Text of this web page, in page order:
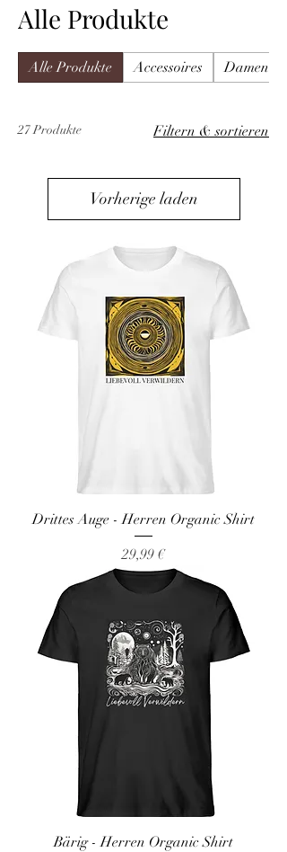
Alle Produkte
Alle Produkte Accessoires
27 Produkte Filtern & sortieren
Vorherige laden
Drittes Auge - Herren Organic Shirt
Preis
29,99 €
Bärig - Herren Organic Shirt